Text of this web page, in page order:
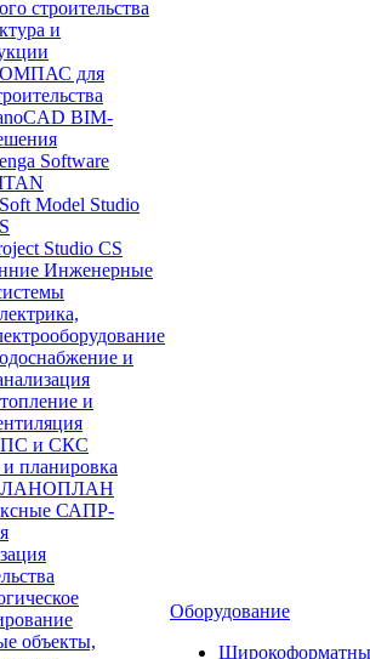
строительства
и
для
BIM-
Software
Model Studio
Studio CS
Инженерные
и
и
и СКС
планировка
САПР-
объекты,
Оборудование